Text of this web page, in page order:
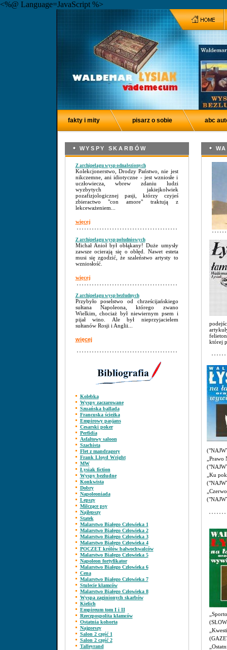
<%@ Language=JavaScript %>
fakty i mity pisarz o sobie abc
WYSPY SKARBÓW
Z archipelagu wysp odnalezionych
Kolekcjonerstwo, Drodzy Państwo, nie jest
nikczemne, ani idiotyczne - jest wzniosłe i
uczłowiecza, wbrew zdaniu ludzi
wyzbytych jakiejkolwiek
pozafizjologicznej pasji, którzy czyjeś
zbieractwo "con amore" traktują z
lekceważeniem...
więcej
Z archipelagu wysp południowych
Michał Anioł był obłąkany! Duże umysły
zawsze ocierają się o obłęd. Nawet esteta
musi się zgodzić, że szaleństwo artysty to
wzniosłość.
więcej
Z archipelagu wysp bezludnych
Przybyło poselstwo od chrześcijańskiego
sułtana Napoleona, którego zwano
Wielkim, chociaż był niewiernym psem i
pijał wino. Ale był nieprzyjacielem
sułtanów Rosji i Anglii...
więcej
Kolebka
Wyspy zaczarowane
Szuańska ballada
Francuska ścieżka
Empirowy pasjans
Cesarski poker
Perfidia
Asfaltowy saloon
Szachista
Flet z mandragory
Frank Lloyd Wright
MW
Łysiak fiction
Wyspy bezludne
Konkwista
Dobry
Napoleoniada
Lepszy
Milczące psy
Najlepszy
Statek
Malarstwo Białego Człowieka 1
Malarstwo Białego Człowieka 2
Malarstwo Białego Człowieka 3
Malarstwo Białego Człowieka 4
POCZET królów bałwochwalców
Malarstwo Białego Człowieka 5
Napoleon fortyfikator
Malarstwo Białego Człowieka 6
Cena
Malarstwo Białego Człowieka 7
Stulecie kłamców
Malarstwo Białego Człowieka 8
Wyspa zaginionych skarbów
Kielich
Empireum tom I i II
Rzeczpospolita kłamców
Ostatnia kohorta
Najgorszy
Salon 2 część 1
Salon 2 część 2
Talleyrand
której
„Prawo
„Ku